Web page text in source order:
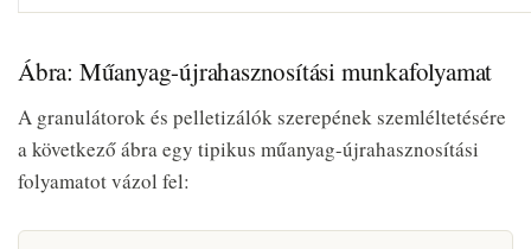
Ábra: Műanyag-újrahasznosítási munkafolyamat
A granulátorok és pelletizálók szerepének szemléltetésére
a következő ábra egy tipikus műanyag-újrahasznosítási
folyamatot vázol fel: